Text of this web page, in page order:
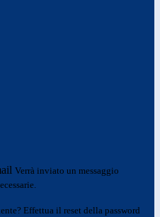
Verrà inviato un messaggio
Effettua il reset della password